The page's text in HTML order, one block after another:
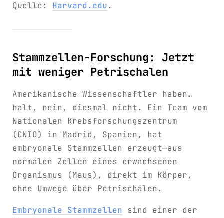
Quelle: Harvard.edu.
Stammzellen-Forschung: Jetzt
mit weniger Petrischalen
Amerikanische Wissenschaftler haben…
halt, nein, diesmal nicht. Ein Team vom
Nationalen Krebsforschungszentrum
(CNIO) in Madrid, Spanien, hat
embryonale Stammzellen erzeugt—aus
normalen Zellen eines erwachsenen
Organismus (Maus), direkt im Körper,
ohne Umwege über Petrischalen.
Embryonale Stammzellen sind einer der